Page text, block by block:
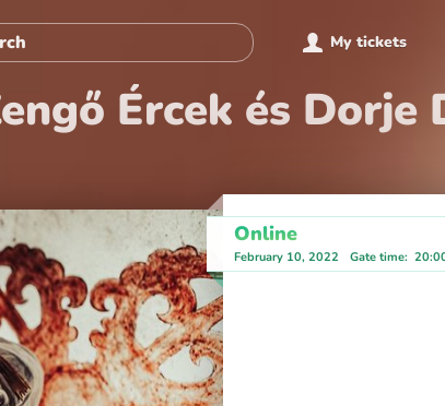
My tickets
Ércek és Dorje
Online
February 10, 2022 Gate time: